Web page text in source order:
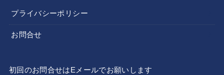
プライバシーポリシー
お問合せ
初回のお問合せはEメールでお願いします